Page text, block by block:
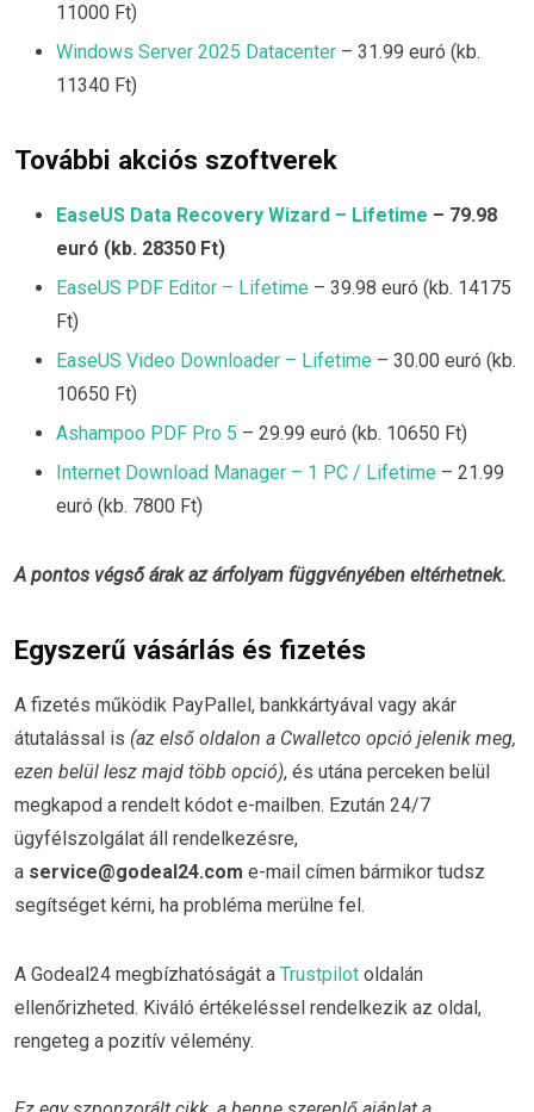
11000 Ft)
Windows Server 2025 Datacenter – 31.99 euró (kb.
11340 Ft)
További akciós szoftverek
EaseUS Data Recovery Wizard – Lifetime – 79.98
euró (kb. 28350 Ft)
EaseUS PDF Editor – Lifetime – 39.98 euró (kb. 14175
Ft)
EaseUS Video Downloader – Lifetime – 30.00 euró (kb.
10650 Ft)
Ashampoo PDF Pro 5 – 29.99 euró (kb. 10650 Ft)
Internet Download Manager – 1 PC / Lifetime – 21.99
euró (kb. 7800 Ft)
A pontos végső árak az árfolyam függvényében eltérhetnek.
Egyszerű vásárlás és fizetés
A fizetés működik PayPallel, bankkártyával vagy akár
átutalással is (az első oldalon a Cwalletco opció jelenik meg,
ezen belül lesz majd több opció), és utána perceken belül
megkapod a rendelt kódot e-mailben. Ezután 24/7
ügyfélszolgálat áll rendelkezésre,
a service@godeal24.com e-mail címen bármikor tudsz
segítséget kérni, ha probléma merülne fel.
A Godeal24 megbízhatóságát a Trustpilot oldalán
ellenőrizheted. Kiváló értékeléssel rendelkezik az oldal,
rengeteg a pozitív vélemény.